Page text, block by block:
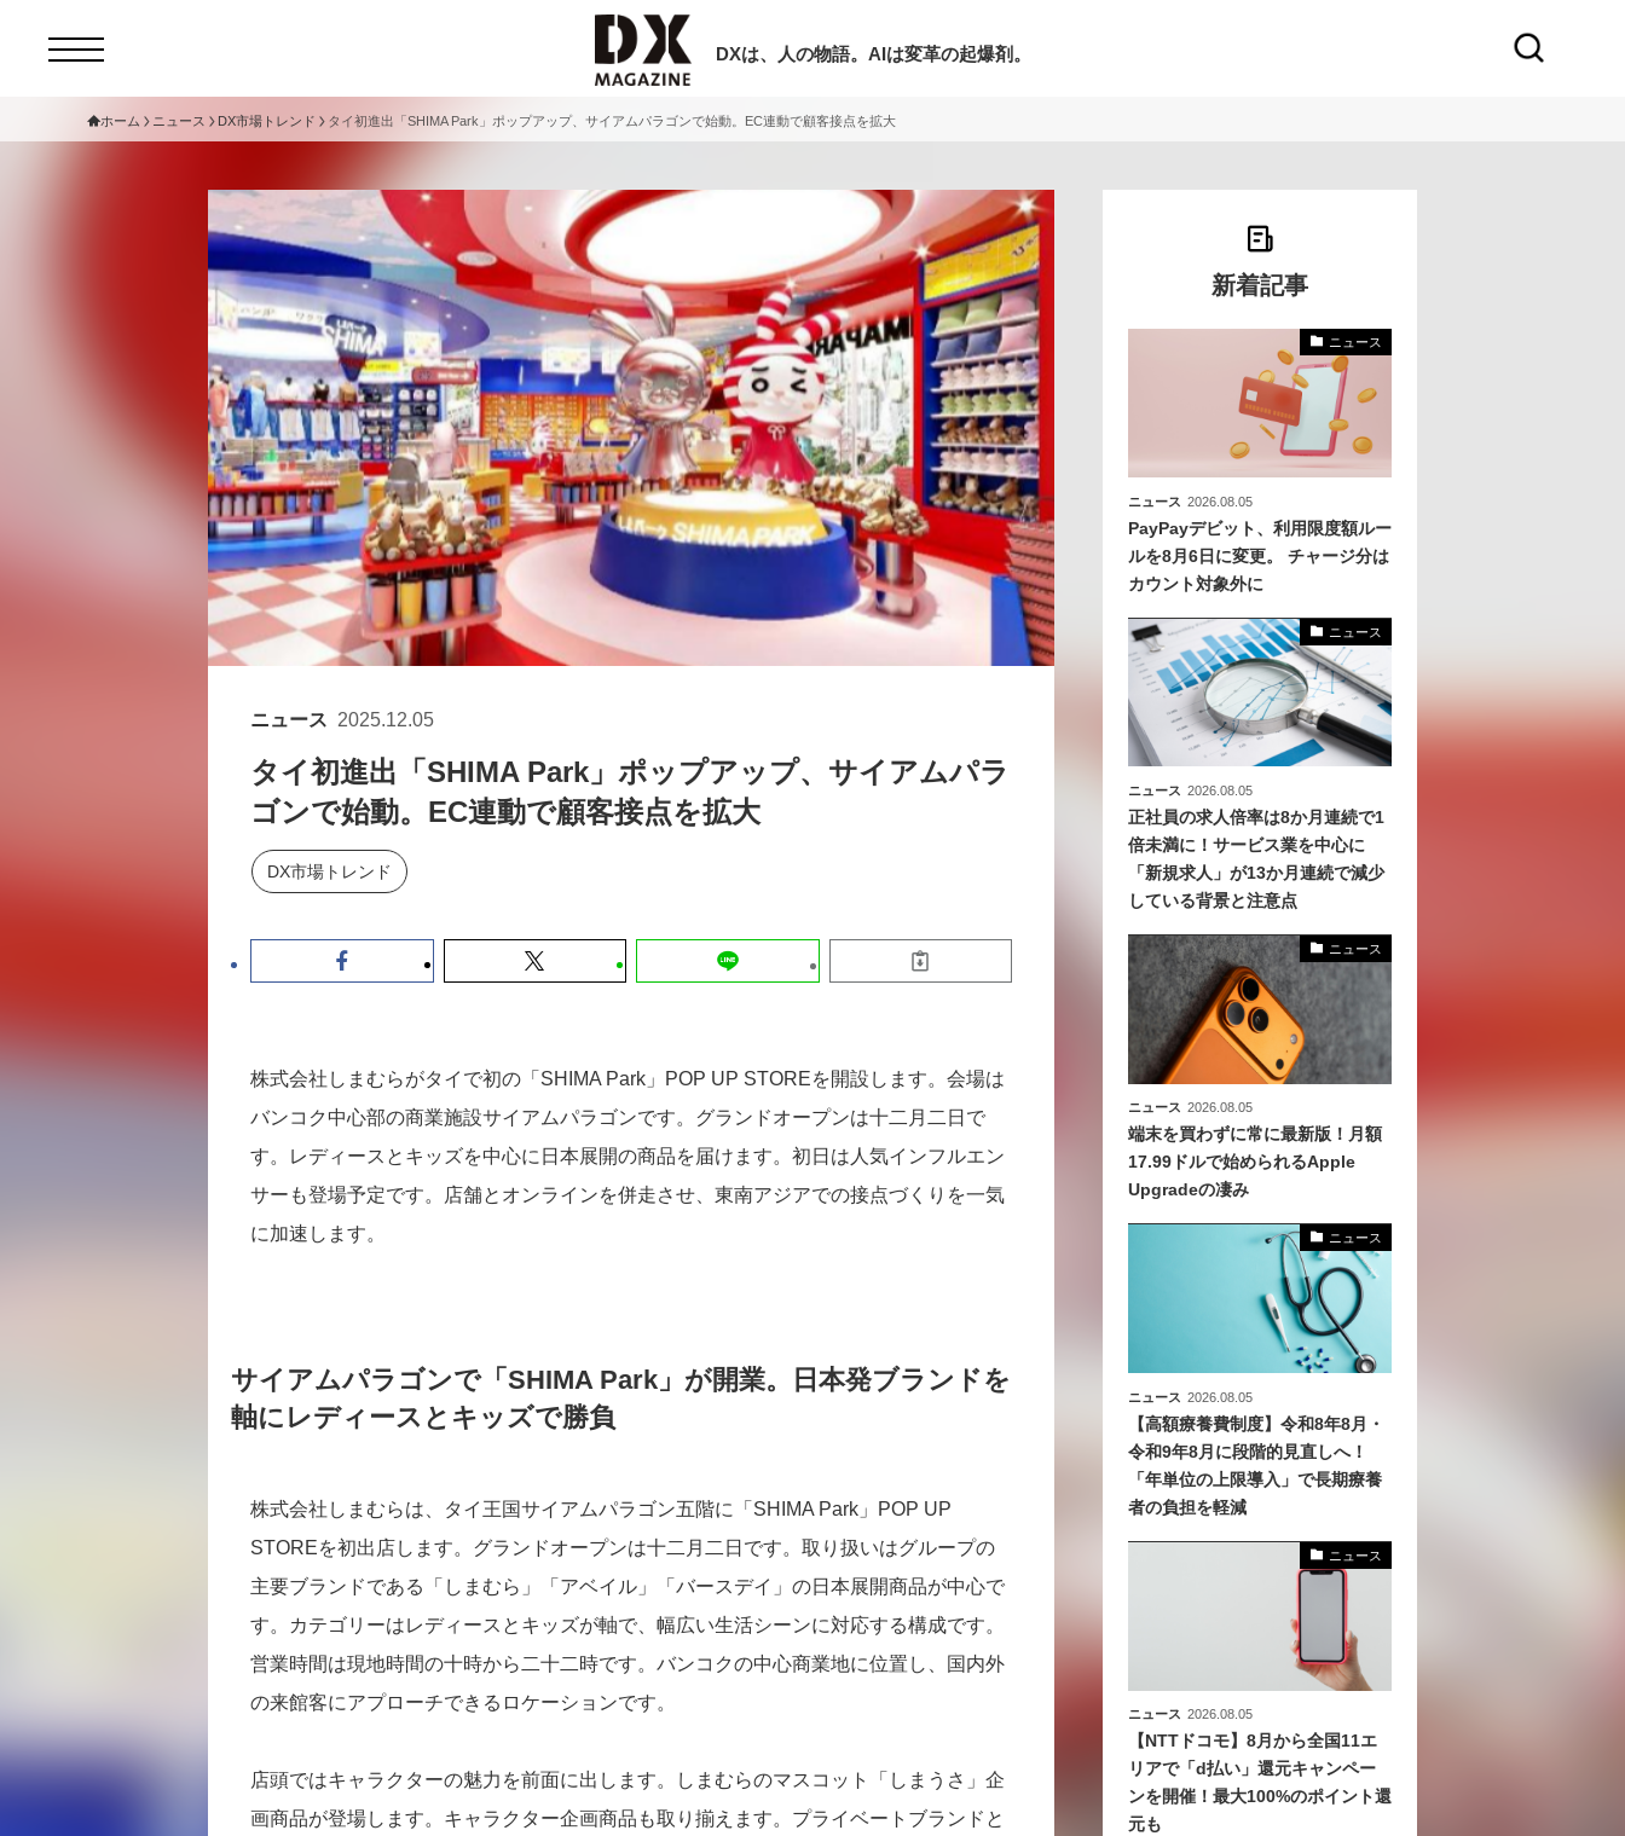
DXは、人の物語。AIは変革の起爆剤。
セミナー ニュース
サービスメニュー 日本オムニチャネル協会
トップページ
特集
動画
サイトマップ
お問い合わせ
個人情報保護法について
運営会社
採用情報
現在開催予定のセミナー
セミナー
【8/6開催】AIエージェント時代、日本企
業は何から始めるべきか。〜シリコンバ
レーAX最新潮流から学ぶ〜
2026-08-03
セミナー
【8/12開催】「イノベーションを数値化
する」～投資される事業の基準と、終活
DX「SouSou」に学ぶ資金調達・巻き込
ホーム ニュース DX市場トレンド タイ初進出「SHIMA Park」ポップアップ、サイアムパラゴンで始動。EC連動で顧客接点を拡大
ニュース 2025.12.05
タイ初進出「SHIMA Park」ポップアップ、サイアムパラ
ゴンで始動。EC連動で顧客接点を拡大
DX市場トレンド
株式会社しまむらがタイで初の「SHIMA Park」POP UP STOREを開設します。会場は
バンコク中心部の商業施設サイアムパラゴンです。グランドオープンは十二月二日で
す。レディースとキッズを中心に日本展開の商品を届けます。初日は人気インフルエン
サーも登場予定です。店舗とオンラインを併走させ、東南アジアでの接点づくりを一気
に加速します。
サイアムパラゴンで「SHIMA Park」が開業。日本発ブランドを
軸にレディースとキッズで勝負
株式会社しまむらは、タイ王国サイアムパラゴン五階に「SHIMA Park」POP UP
STOREを初出店します。グランドオープンは十二月二日です。取り扱いはグループの
主要ブランドである「しまむら」「アベイル」「バースデイ」の日本展開商品が中心で
す。カテゴリーはレディースとキッズが軸で、幅広い生活シーンに対応する構成です。
営業時間は現地時間の十時から二十二時です。バンコクの中心商業地に位置し、国内外
の来館客にアプローチできるロケーションです。
店頭ではキャラクターの魅力を前面に出します。しまむらのマスコット「しまうさ」企
画商品が登場します。キャラクター企画商品も取り揃えます。プライベートブランドと
新着記事
ニュース
ニュース 2026.08.05
PayPayデビット、利用限度額ルー
ルを8月6日に変更。 チャージ分は
カウント対象外に
ニュース
ニュース 2026.08.05
正社員の求人倍率は8か月連続で1
倍未満に！サービス業を中心に
「新規求人」が13か月連続で減少
している背景と注意点
ニュース
ニュース 2026.08.05
端末を買わずに常に最新版！月額
17.99ドルで始められるApple
Upgradeの凄み
ニュース
ニュース 2026.08.05
【高額療養費制度】令和8年8月・
令和9年8月に段階的見直しへ！
「年単位の上限導入」で長期療養
者の負担を軽減
ニュース
ニュース 2026.08.05
【NTTドコモ】8月から全国11エ
リアで「d払い」還元キャンペー
ンを開催！最大100%のポイント還
元も